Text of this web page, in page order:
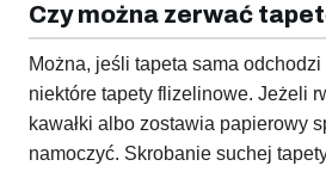
Czy można zerwać
Można, jeśli tapeta sama odchodzi
niektóre tapety flizelinowe. Jeżeli
kawałki albo zostawia papierowy
namoczyć. Skrobanie suchej